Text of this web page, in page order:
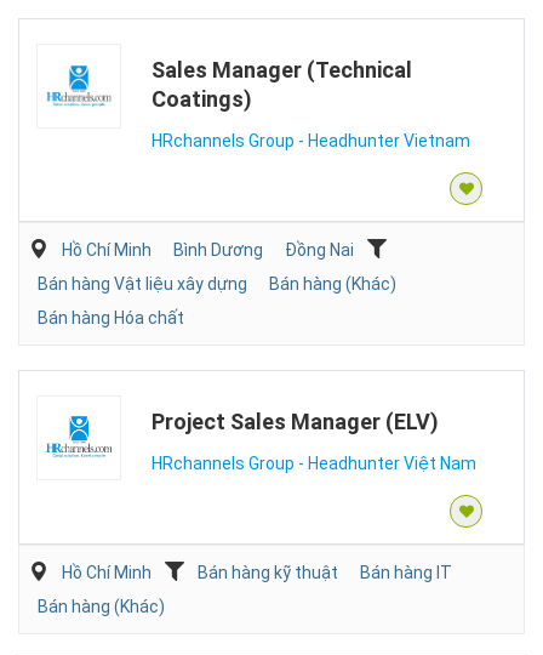
Sales Manager (Technical
Coatings)
HRchannels Group - Headhunter Vietnam
Hồ Chí Minh Bình Dương
Đồng Nai
Bán hàng Vật liệu xây dựng
Bán hàng (Khác)
Bán hàng Hóa chất
Project Sales Manager (ELV)
HRchannels Group - Headhunter Việt Nam
Hồ Chí Minh Bán hàng kỹ thuật
Bán hàng IT
Bán hàng (Khác)